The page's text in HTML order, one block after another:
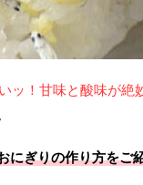
いッ！甘味と酸味が
にぎりの作り方をご